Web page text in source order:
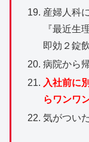
産婦人科
『最近
即効２錠
病院から
入社前に
らワンワ
気がつい